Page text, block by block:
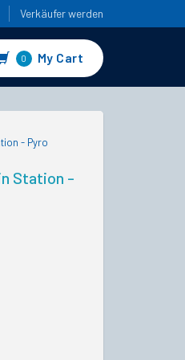
Verkäufer werden
0 My Cart
Station -